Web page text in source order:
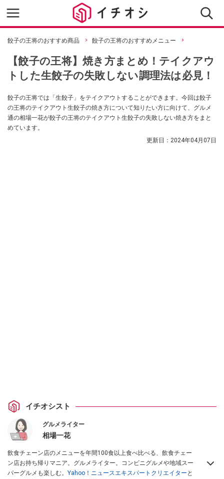
餃子の王将のおすすめ商品 餃子の王将のおすすめメニュー
【餃子の王将】焼き方まとめ！テイクアウ
トした生餃子の失敗しない調理法は必見！
餃子の王将では「生餃子」をテイクアウトすることができます。今回は餃子
の王将のテイクアウト生餃子の焼き方について知りたい方に向けて、グルメ
通の相場一花が餃子の王将のテイクアウト生餃子の失敗しない焼き方をまと
めています。
更新日： 2024年04月07日
イチオシスト
グルメライター
相場一花
飲食チェーン店のメニューを年間100食以上食べ比べる、飲食チェー
ン店お持ち帰りマニア。グルメライター。コンビニグルメや地域スー
パーグルメも楽しむ。 Yahoo！ニュースエキスパートクリエイター と